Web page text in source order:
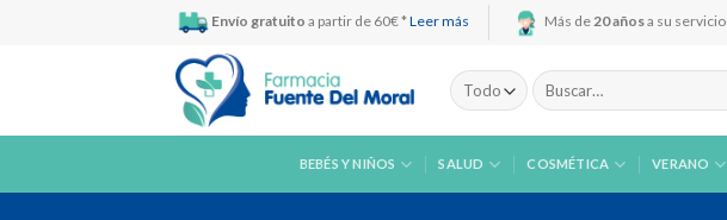
Envío gratuito a partir de 60€ * Leer más Más de20 añosa su servicio
Buscar
por:
BEBÉS Y NIÑOS SALUD COSMÉTICA VERANO